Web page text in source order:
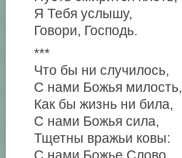
Я Тебя услышу,
Говори, Господь.
***
Что бы ни случилось,
С нами Божья милость,
Как бы жизнь ни била,
С нами Божья сила,
Тщетны вражьи ковы: